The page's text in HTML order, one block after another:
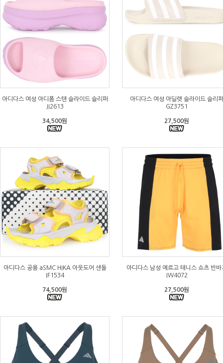
아디다스 여성 아디폼 스탠 슬라이드 슬리퍼
JI2613
34,500원
아디다스 여성 아딜렛 슬라이드 슬리퍼
GZ3751
27,500원
아디다스 공용 aSMC HIKA 아웃도어 샌들
IF1534
74,500원
아디다스 남성 에르고 테니스 쇼츠 반바
IW4072
27,500원